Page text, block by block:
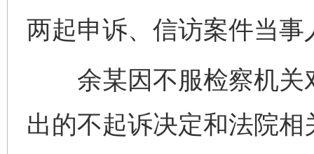
两起申诉、信访案件当事
余某因不服检察机关
出的不起诉决定和法院